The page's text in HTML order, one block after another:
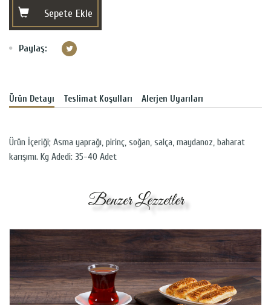
Sepete Ekle
Paylaş:
Ürün Detayı Teslimat Koşulları Alerjen Uyarıları
Ürün İçeriği; Asma yaprağı, pirinç, soğan, salça, maydanoz, baharat
karışımı. Kg Adedi: 35-40 Adet
Benzer Lezzetler